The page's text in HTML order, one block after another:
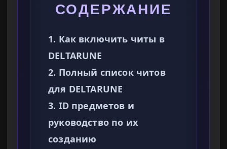
СОДЕРЖАНИЕ
1. Как включить читы в
DELTARUNE
2. Полный список читов
для DELTARUNE
3. ID предметов и
руководство по их
созданию